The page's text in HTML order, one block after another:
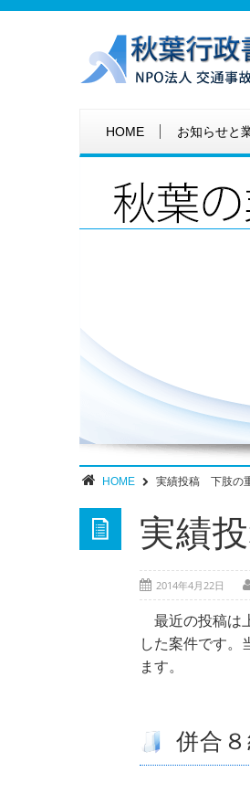
HOME お知らせと
HOME 実績投稿 下肢の
実績
2014年4月22日
最近の投稿は
した案件です。
ます。
併合